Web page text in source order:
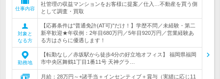
仕事内容
社管理の収益マンションをお客様に提案／仕入…不動産を買う側
として調査・買取
対象と
なる方
【応募条件は"普通免許(AT可)"だけ！】学歴不問／未経験・第二
新卒歓迎★年収例：2年目680万円／5年目920万円／営業経験あ
る方はさらに優遇します！
勤務地
【転勤なし／赤坂駅から徒歩4分の好立地オフィス】 福岡県福岡
市中央区舞鶴1丁目1番11号 天神グラ…
月給：28万円～+諸手当＋インセンティブ＋賞与（実績に応じ11